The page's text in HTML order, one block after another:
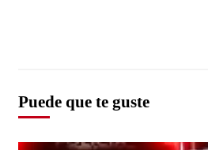
Puede que te guste